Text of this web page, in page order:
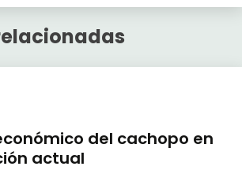
del cachopo en
actual